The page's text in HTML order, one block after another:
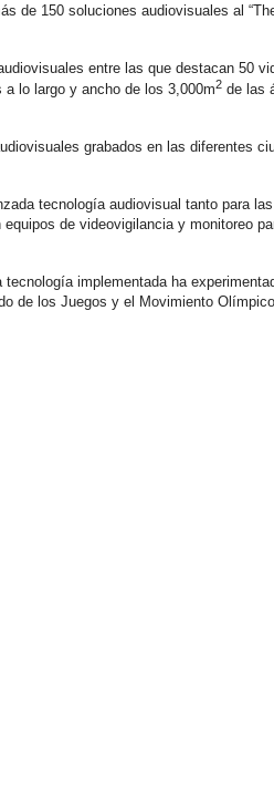
150 soluciones audiovisuales al
entre las que destacan 50
lo largo y ancho de los 3,000m2 de las
grabados en las diferentes
tecnología audiovisual tanto para
de videovigilancia y monitoreo
implementada ha
de los Juegos y el Movimiento